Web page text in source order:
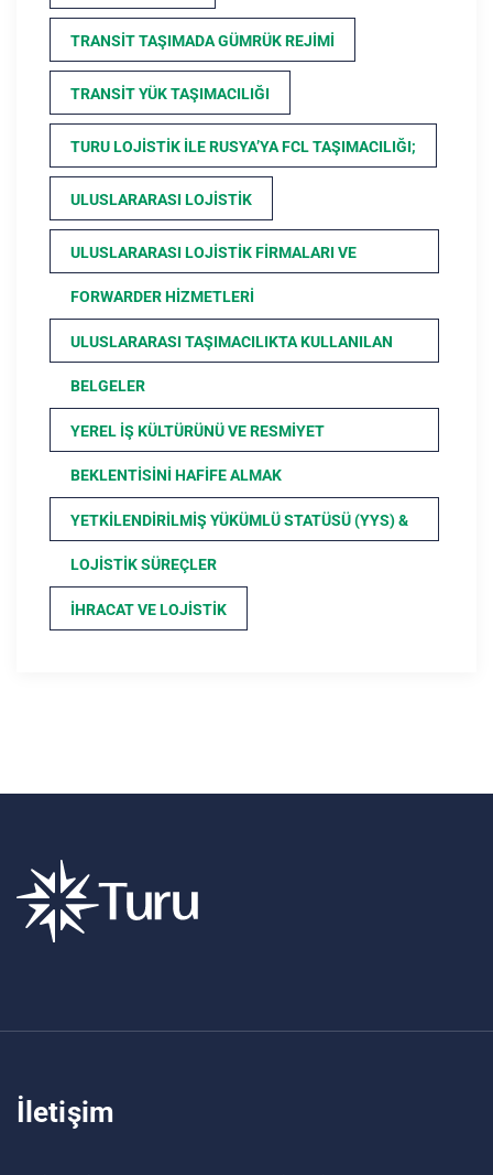
TRANSIT TAŞIMADA GÜMRÜK REJIMI
TRANSIT YÜK TAŞIMACILIĞI
TURU LOJISTIK ILE RUSYA’YA FCL TAŞIMACILIĞI;
ULUSLARARASI LOJISTIK
ULUSLARARASI LOJISTIK FIRMALARI VE
FORWARDER HIZMETLERI
ULUSLARARASI TAŞIMACILIKTA KULLANILAN
BELGELER
YEREL İŞ KÜLTÜRÜNÜ VE RESMIYET
BEKLENTISINI HAFIFE ALMAK
YETKILENDIRILMIŞ YÜKÜMLÜ STATÜSÜ (YYS) &
LOJISTIK SÜREÇLER
İHRACAT VE LOJISTIK
İletişim